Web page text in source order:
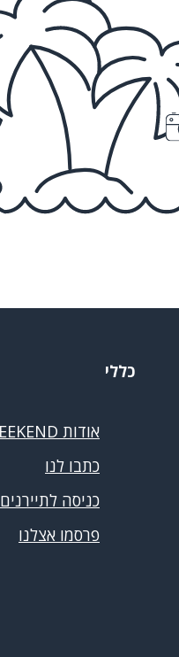
כללי
אודות WEEKEND
כתבו לנו
כניסה לתיירנים
פרסמו אצלנו